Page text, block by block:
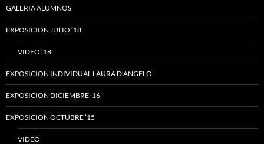
GALERIA ALUMNOS
EXPOSICION JULIO ’18
VIDEO ’18
EXPOSICION INDIVIDUAL LAURA D’ANGELO
EXPOSICION DICIEMBRE ’16
EXPOSICION OCTUBRE ’15
VIDEO